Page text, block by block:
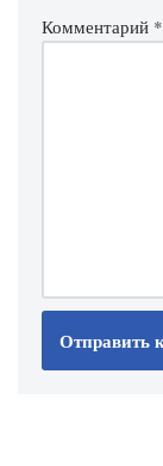
Комментарий *